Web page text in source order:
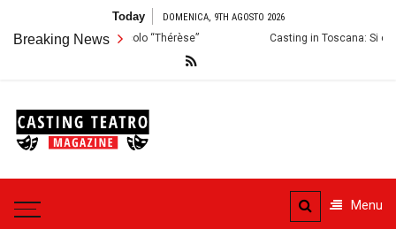
content
Today DOMENICA, 9TH AGOSTO 2026
Breaking News
per lo Spettacolo “Thérèse” Casting in Toscana: Si cercano
teatrali
Menu